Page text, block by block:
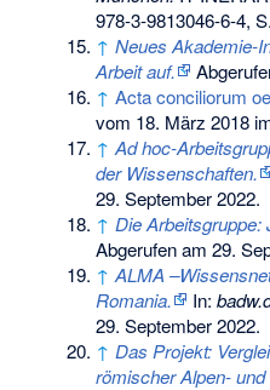
978-3-9813046-6-4,
↑ Neues Akademie-
Arbeit auf.
↑ Acta conciliorum
vom 18. März 2018
↑ Ad hoc-
der Wissenschaften.
29. September 2022.
↑ Die Arbeitsgruppe:
Abgerufen am 29.
↑ ALMA
Romania.
In:
29. September 2022.
↑ Das Projekt:
römischer Alpen- und